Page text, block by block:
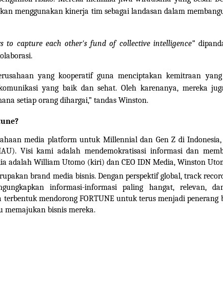
menggunakan kinerja tim sebagai landasan dalam
to capture each other's fund of collective intelligence”
yang kooperatif guna menciptakan kemitraan
yang baik dan sehat. Oleh karenanya, mereka
setiap orang dihargai,” tandas Winston.
media platform untuk Millennial dan Gen Z di
Visi kami adalah mendemokratisasi informasi dan
adalah William Utomo (kiri) dan CEO IDN Media, Winston
brand media bisnis. Dengan perspektif global, track
informasi-informasi paling hangat, relevan,
terbentuk mendorong FORTUNE untuk terus menjadi penerang
memajukan bisnis mereka.